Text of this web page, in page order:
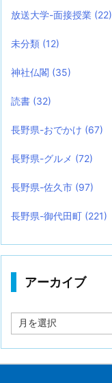
放送大学-面接授業 (22)
未分類 (12)
神社仏閣 (35)
読書 (32)
長野県-おでかけ (67)
長野県-グルメ (72)
長野県-佐久市 (97)
長野県-御代田町 (221)
アーカイブ
ー